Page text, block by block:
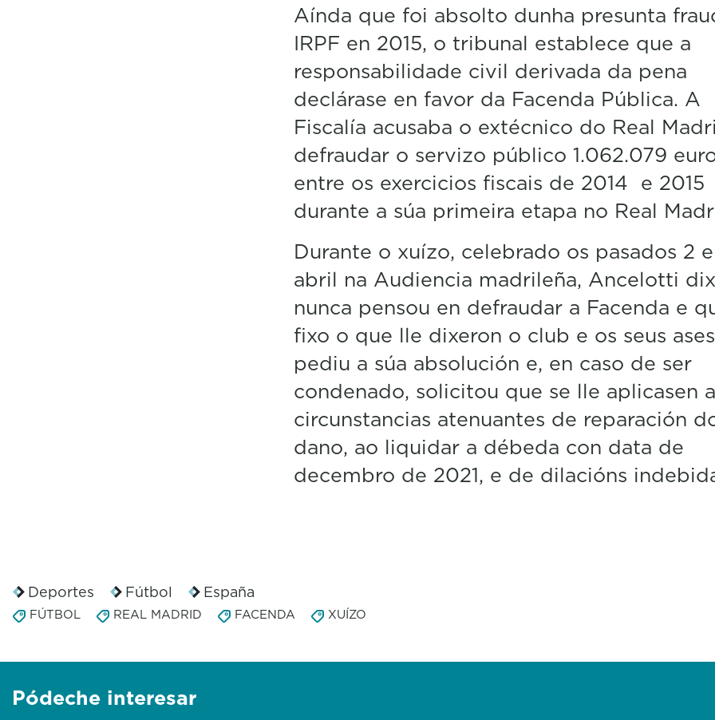
Aínda que foi absolto dunha presunta
IRPF en 2015, o tribunal establece que a
responsabilidade civil derivada da pena
declárase en favor da Facenda Pública. A
Fiscalía acusaba o extécnico do Real
defraudar o servizo público 1.062.079
entre os exercicios fiscais de 2014 e 2015
durante a súa primeira etapa no Real
Durante o xuízo, celebrado os pasados 2
abril na Audiencia madrileña, Ancelotti
nunca pensou en defraudar a Facenda e
fixo o que lle dixeron o club e os seus
pediu a súa absolución e, en caso de ser
condenado, solicitou que se lle aplicasen
circunstancias atenuantes de reparación
dano, ao liquidar a débeda con data de
decembro de 2021, e de dilacións
Deportes Fútbol España
FÚTBOL REAL MADRID FACENDA XUÍZO
Pódeche interesar